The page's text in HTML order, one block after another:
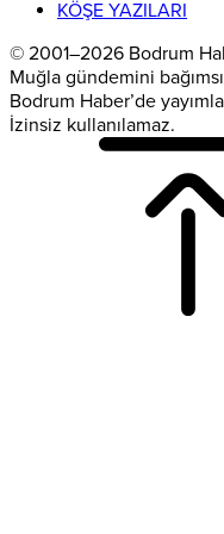
KÖŞE YAZILARI
© 2001–2026 Bodrum
Muğla gündemini
Bodrum Haber’de
İzinsiz kullanılamaz.